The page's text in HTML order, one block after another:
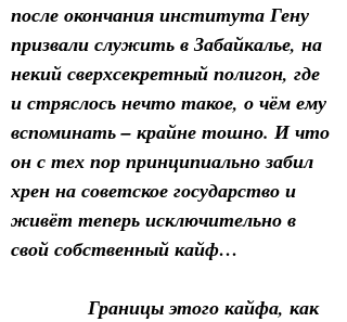
после окончания института Гену
призвали служить в Забайкалье, на
некий сверхсекретный полигон, где
и стряслось нечто такое, о чём ему
вспоминать – крайне тошно. И что
он с тех пор принципиально забил
хрен на советское государство и
живёт теперь исключительно в
свой собственный кайф…
Границы этого кайфа, как